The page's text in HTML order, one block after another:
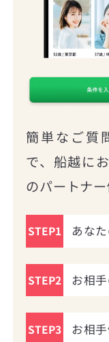
簡単なご質
で、船越に
のパートナ
STEP1 あな
STEP2 お相
STEP3 お相